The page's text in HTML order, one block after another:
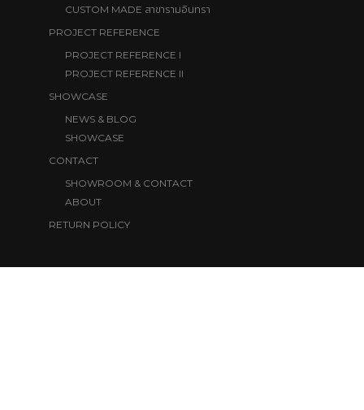
CUSTOM MADE สาขารามอินทรา
PROJECT REFERENCE
PROJECT REFERENCE I
PROJECT REFERENCE II
SHOWCASE
NEWS & BLOG
SHOWCASE
CONTACT
SHOWROOM & CONTACT
ABOUT
RETURN POLICY
CONTACT US